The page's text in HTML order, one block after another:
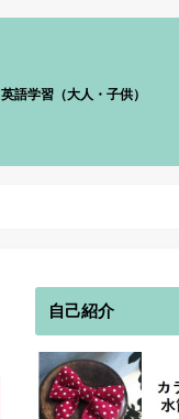
英語学習（大人・子供）
自己紹介